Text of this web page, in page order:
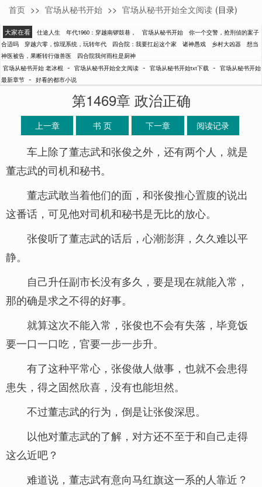
老冰棍
首页 >> 官场从秘书开始 >> 官场从秘书开始全文阅读 (目录)
大家在看 仕途人生 年代1960：穿越南锣鼓巷， 官场从秘书开始
你一个交警，抢刑侦的案子
合适吗
穿越六零，惊现系统，玩转年代 四合院：我要扛起这个家 诸神愚戏 乡村大凶器
想当
神医被告，果断转行做兽医
四合院我何雨柱是厨神
官场从秘书开始 老冰棍 - 官场从秘书开始全文阅读 - 官场从秘书开始txt下载 - 官场从秘书开始
最新章节 - 好看的都市小说
第1469章 政治正确
上一章 书 页 下一章 阅读记录
车上除了董志武和张俊之外，还有两个人，就是
董志武的司机和秘书。
董志武敢当着他们的面，和张俊推心置腹的说出
这番话，可见他对司机和秘书是无比的放心。
张俊听了董志武的话后，心潮澎湃，久久难以平
静。
自己升任副市长没有多久，要是现在就能入常，
那的确是求之不得的好事。
就算这次不能入常，张俊也不会有失落，毕竟饭
要一口一口吃，官要一步一步升。
有了这种平常心，张俊做人做事，也就不会患得
患失，得之固然欣喜，没有也能坦然。
不过董志武的行为，倒是让张俊深思。
以他对董志武的了解，对方还不至于和自己走得
这么近吧？
难道说，董志武有意向马红旗这一系的人靠近？